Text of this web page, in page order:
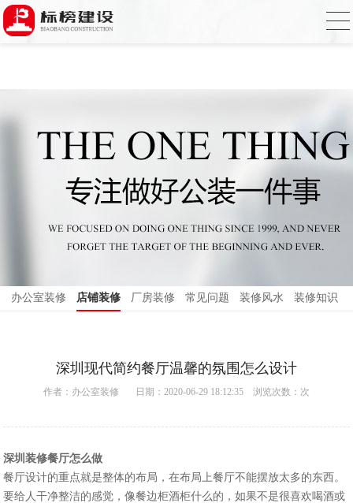
小黄片大全下载,小黄片应用下载,小黄片短
视频,下载小黄片免费
办公室装修 店铺装修 厂房装修 常见问题 装修风水 装修知识
深圳现代简约餐厅温馨的氛围怎么设计
作者： 办公室装修 日期：2020-06-29 18:12:35 浏览次数： 次
深圳装修餐厅怎么做
餐厅设计的重点就是整体的布局，在布局上餐厅不能摆放太多的东西。
要给人干净整洁的感觉，像餐边柜酒柜什么的，如果不是很喜欢喝酒或